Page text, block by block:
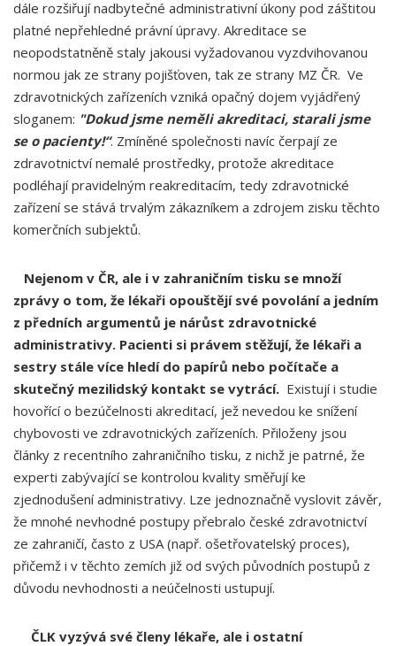
dále rozšiřují nadbytečné administrativní úkony pod záštitou
platné nepřehledné právní úpravy. Akreditace se
neopodstatněně staly jakousi vyžadovanou vyzdvihovanou
normou jak ze strany pojišťoven, tak ze strany MZ ČR. Ve
zdravotnických zařízeních vzniká opačný dojem vyjádřený
sloganem: "Dokud jsme neměli akreditaci, starali jsme
se o pacienty!“. Zmíněné společnosti navíc čerpají ze
zdravotnictví nemalé prostředky, protože akreditace
podléhají pravidelným reakreditacím, tedy zdravotnické
zařízení se stává trvalým zákazníkem a zdrojem zisku těchto
komerčních subjektů.
Nejenom v ČR, ale i v zahraničním tisku se množí
zprávy o tom, že lékaři opouštějí své povolání a jedním
z předních argumentů je nárůst zdravotnické
administrativy. Pacienti si právem stěžují, že lékaři a
sestry stále více hledí do papírů nebo počítače a
skutečný mezilidský kontakt se vytrácí. Existují i studie
hovořící o bezúčelnosti akreditací, jež nevedou ke snížení
chybovosti ve zdravotnických zařízeních. Přiloženy jsou
články z recentního zahraničního tisku, z nichž je patrné, že
experti zabývající se kontrolou kvality směřují ke
zjednodušení administrativy. Lze jednoznačně vyslovit závěr,
že mnohé nevhodné postupy přebralo české zdravotnictví
ze zahraničí, často z USA (např. ošetřovatelský proces),
přičemž i v těchto zemích již od svých původních postupů z
důvodu nevhodnosti a neúčelnosti ustupují.
ČLK vyzývá své členy lékaře, ale i ostatní